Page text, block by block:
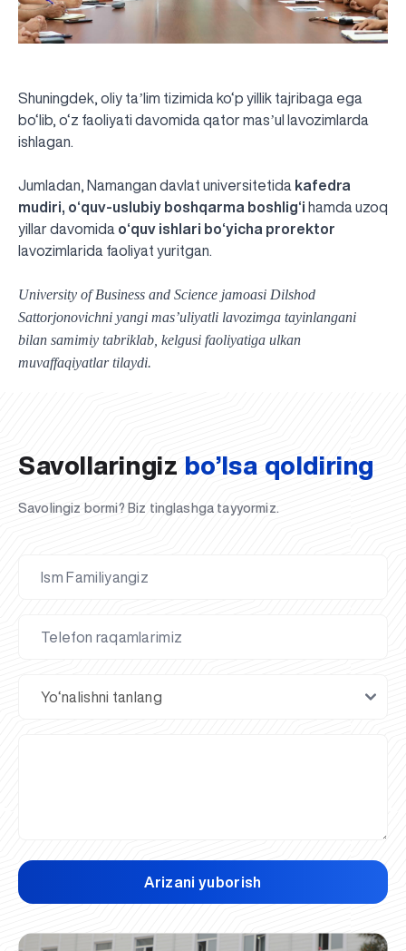
Shuningdek, oliy taʼlim tizimida ko‘p yillik tajribaga ega
bo‘lib, o‘z faoliyati davomida qator masʼul lavozimlarda
ishlagan.
Jumladan, Namangan davlat universitetida kafedra
mudiri, o‘quv-uslubiy boshqarma boshlig‘i hamda uzoq
yillar davomida o‘quv ishlari bo‘yicha prorektor
lavozimlarida faoliyat yuritgan.
University of Business and Science jamoasi Dilshod
Sattorjonovichni yangi masʼuliyatli lavozimga tayinlangani
bilan samimiy tabriklab, kelgusi faoliyatiga ulkan
muvaffaqiyatlar tilaydi.
UBS professori "Yangi O‘zbekiston yosh olimlari"
qatoridan joy oldi!
Sevimli "UBS xabarnomasi" gazetamizning yangi soni
nashrdan chiqdi!
UBS faoliyati tahlili va istiqboldagi rejalar
UBS oʻqituvchilari Qirgʻizistonda malaka oshirdi
G‘alaba sari olg‘a, O‘zbekiston!
TAYINLOV
UBS OAVda
UBS va bitiruvchi talabalar viloyat hokimligi tomonidan
taqdirlandi
Til oʻrganishda Ovropacha aytganda "level up" qilishni
xohlaysizmi?
Inson kapitaliga yo‘naltirilgan investitsiya — Yangi
O‘zbekiston taraqqiyotining eng muhim tayanchi
Savollaringiz bo’lsa qoldiring
Savolingiz bormi? Biz tinglashga tayyormiz.
Arizani yuborish